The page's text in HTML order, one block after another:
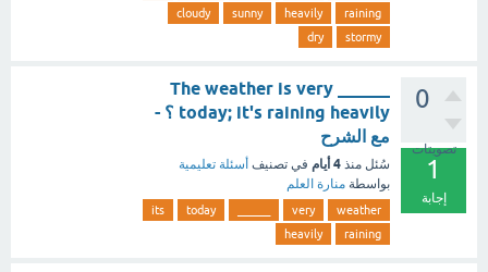
raining
heavily
sunny
cloudy
stormy
dry
0
تصويتات
1
إجابة
The weather is very ______
today; it's raining heavily ؟ -
مع الشرح
سُئل منذ 4 أيام في تصنيف أسئلة تعليمية
بواسطة منارة العلم
weather
very
today
its
raining
heavily